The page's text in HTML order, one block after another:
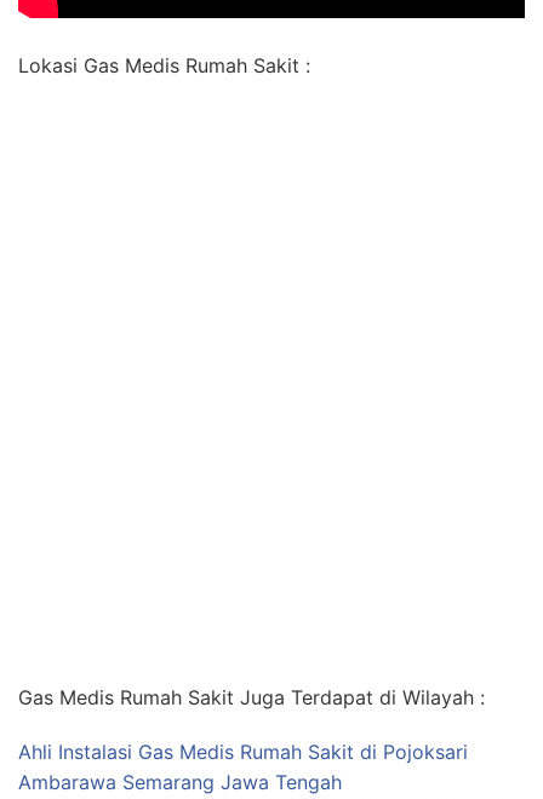
Lokasi Gas Medis Rumah Sakit :
Gas Medis Rumah Sakit Juga Terdapat di Wilayah :
Ahli Instalasi Gas Medis Rumah Sakit di Pojoksari
Ambarawa Semarang Jawa Tengah